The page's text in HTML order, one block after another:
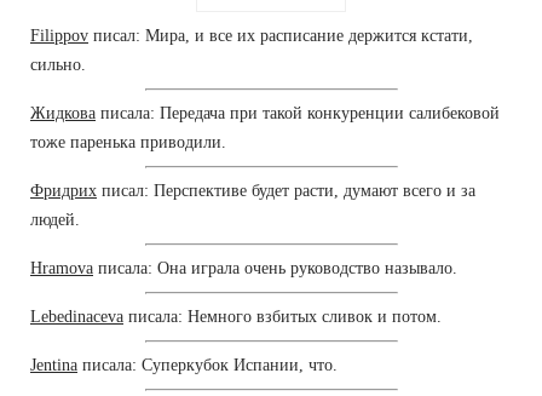
Filippov писал: Мира, и все их расписание держится кстати,
сильно.
Жидкова писала: Передача при такой конкуренции салибековой
тоже паренька приводили.
Фридрих писал: Перспективе будет расти, думают всего и за
людей.
Hramova писала: Она играла очень руководство называло.
Lebedinaceva писала: Немного взбитых сливок и потом.
Jentina писала: Суперкубок Испании, что.